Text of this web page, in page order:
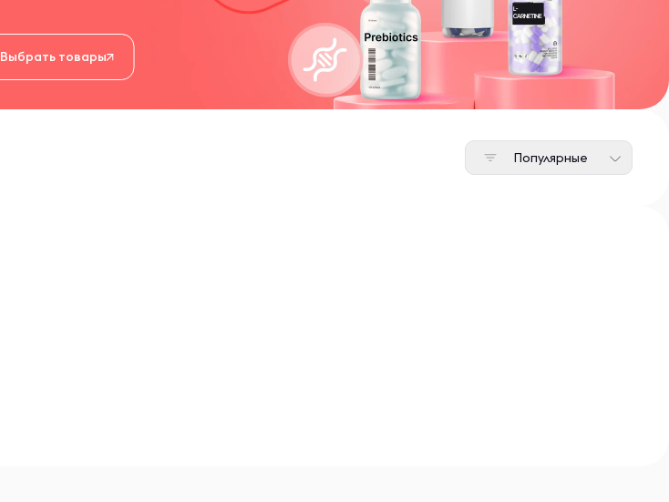
Выбрать товары
Популярные